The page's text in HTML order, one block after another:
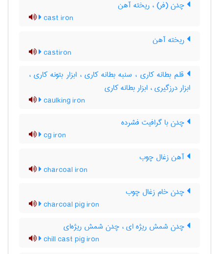
چدن (فر) ، ریخته آهن
cast iron
ریخته آهن
castiron
قلم بطانه کاری ، سنبه بطانه کاری ، ابزار بتونه کاری ،
ابزار درزگیری ، ابزار بطانه کاری
caulking iron
چدن با گرافیت فشرده
cg iron
آهن زغال چوب
charcoal iron
چدن خام زغال چوب
charcoal pig iron
چدن شمش ریژه ای ، چدن شمش ریژه‌ای
chill cast pig iron